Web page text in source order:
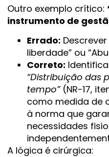
Outro exemplo crítico:
instrumento de
Errado:
liberdade” ou
Correto:
“Distribuição das
tempo”(NR-17,
como medida de
à norma que
necessidades
A lógica é cirúrgica: